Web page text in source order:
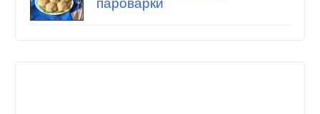
пароварки